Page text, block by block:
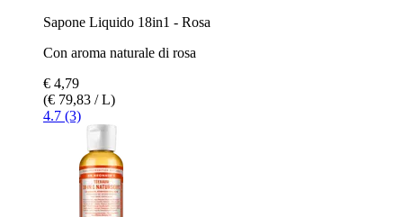
Sapone Liquido 18in1 - Rosa
Con aroma naturale di rosa
€ 4,79
(€ 79,83 / L)
4.7 (3)